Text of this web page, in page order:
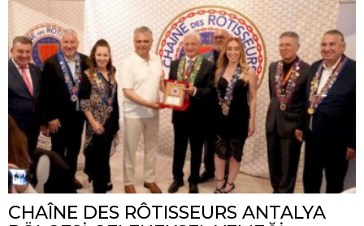
CHAÎNE DES RÔTISSEURS ANTALYA